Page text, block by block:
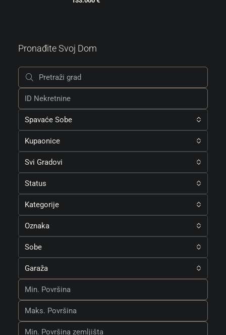
Pronađite Svoj Dom
Spavaće Sobe
Kupaonice
Svi Gradovi
Status
Kategorije
Oznaka
Sobe
Garaža